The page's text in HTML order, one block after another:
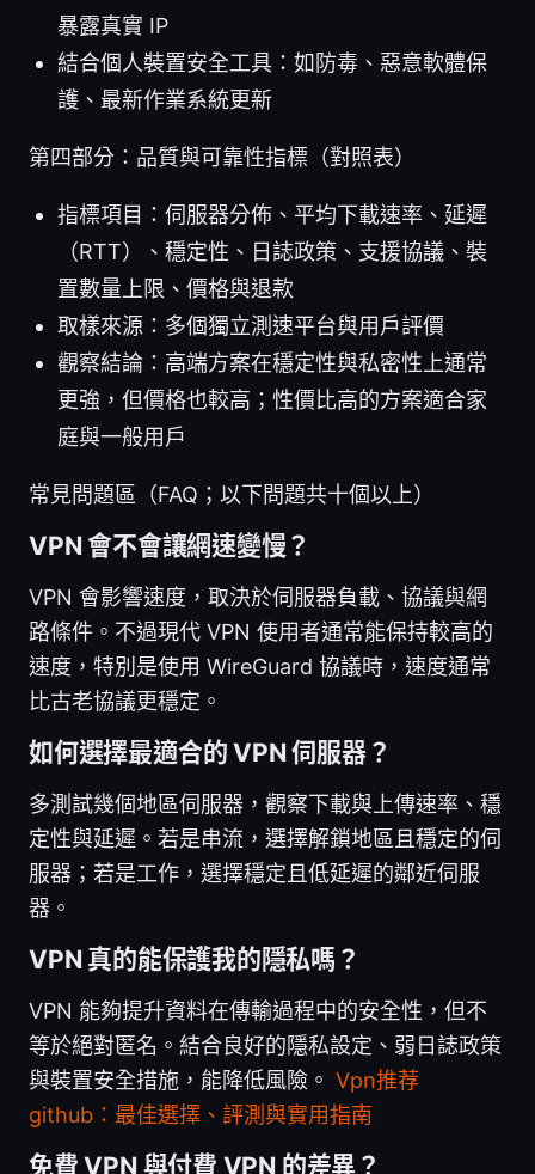
暴露真實 IP
結合個人裝置安全工具：如防毒、惡意軟體保
護、最新作業系統更新
第四部分：品質與可靠性指標（對照表）
指標項目：伺服器分佈、平均下載速率、延遲
（RTT）、穩定性、日誌政策、支援協議、裝
置數量上限、價格與退款
取樣來源：多個獨立測速平台與用戶評價
觀察結論：高端方案在穩定性與私密性上通常
更強，但價格也較高；性價比高的方案適合家
庭與一般用戶
常見問題區（FAQ；以下問題共十個以上）
VPN 會不會讓網速變慢？
VPN 會影響速度，取決於伺服器負載、協議與網
路條件。不過現代 VPN 使用者通常能保持較高的
速度，特別是使用 WireGuard 協議時，速度通常
比古老協議更穩定。
如何選擇最適合的 VPN 伺服器？
多測試幾個地區伺服器，觀察下載與上傳速率、穩
定性與延遲。若是串流，選擇解鎖地區且穩定的伺
服器；若是工作，選擇穩定且低延遲的鄰近伺服
器。
VPN 真的能保護我的隱私嗎？
VPN 能夠提升資料在傳輸過程中的安全性，但不
等於絕對匿名。結合良好的隱私設定、弱日誌政策
與裝置安全措施，能降低風險。 Vpn推荐
github：最佳選擇、評測與實用指南
免費 VPN 與付費 VPN 的差異？